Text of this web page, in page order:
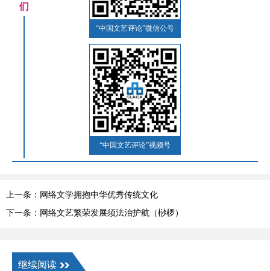
们
“中国文艺评论”微信公号
“中国文艺评论”视频号
上一条：网络文学拥抱中华优秀传统文化
下一条：网络文艺繁荣发展须法治护航（桫椤）
继续阅读